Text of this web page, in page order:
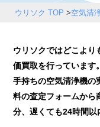
ウリソク TOP >空気清
ウリソクではどこより
価買取を行っています
手持ちの空気清浄機の
料の査定フォームから
分、遅くても24時間以